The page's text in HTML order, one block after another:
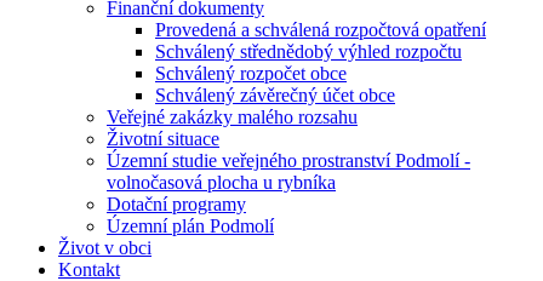
Finanční dokumenty
Provedená a schválená rozpočtová opatření
Schválený střednědobý výhled rozpočtu
Schválený rozpočet obce
Schválený závěrečný účet obce
Veřejné zakázky malého rozsahu
Životní situace
Územní studie veřejného prostranství Podmolí -
volnočasová plocha u rybníka
Dotační programy
Územní plán Podmolí
Život v obci
Kontakt